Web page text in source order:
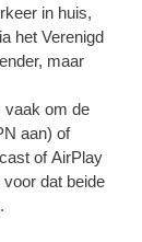
in huis,
het Verenigd
maar
vaak om de
aan) of
of AirPlay
dat beide